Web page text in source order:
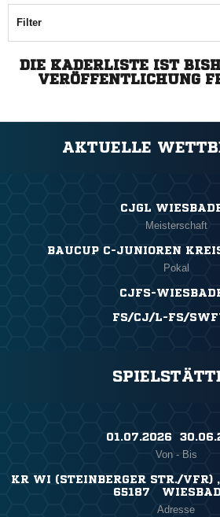
Filter
DIE KADERLISTE IST
VERÖFFENTLICHUNG
AKTUELLE
CJGL
Meisterschaft
BAUCUP C-JUNIOREN
Pokal
CJFS-
FS/CJ/L-FS/
01.07.2026
Von - Bis
KR WI (STEINBERGER STR./VFR)
65187
Adresse